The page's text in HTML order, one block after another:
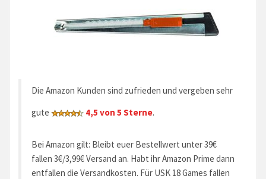
Die Amazon Kunden sind zufrieden und vergeben sehr
gute
4,5 von 5 Sterne.
Bei Amazon gilt: Bleibt euer Bestellwert unter 39€
fallen 3€/3,99€ Versand an. Habt ihr Amazon Prime dann
entfallen die Versandkosten. Für USK 18 Games fallen